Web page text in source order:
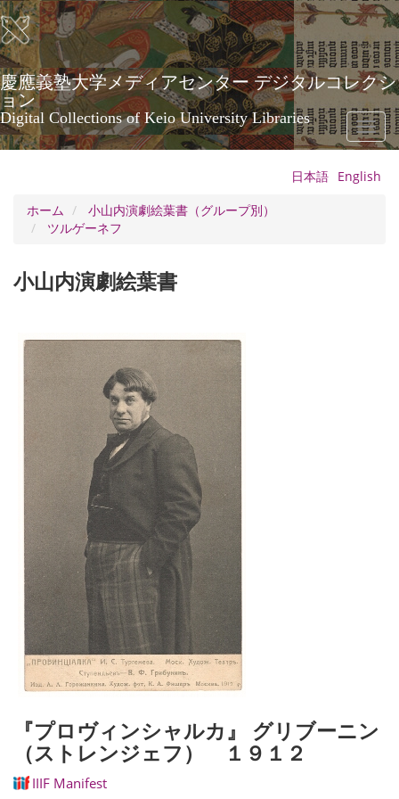
メ
イ
ン
コ
ン
テ
ン
ツ
に
慶應義塾大学メディアセンター デジタルコレクシ
ョン
Digital Collections of Keio University Libraries
Toggle
日本語 English
ホーム
小山内演劇絵葉書（グループ別）
ツルゲーネフ
小山内演劇絵葉書
『プロヴィンシャルカ』 グリブーニン
（ストレンジェフ） １９１２
IIIF Manifest